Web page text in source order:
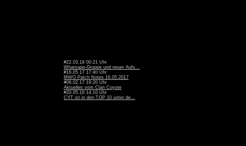
#22.03.18 00:21 Uhr
Whatsapp-Gruppe und neuer Aufs...
#16.05.17 17:40 Uhr
MWO Patch Notes 16.05.2017
#06.02.17 19:20 Uhr
Aktuelles vom Clan Coyote
#20.05.16 14:10 Uhr
CYT ist in den TOP 10 unter de...